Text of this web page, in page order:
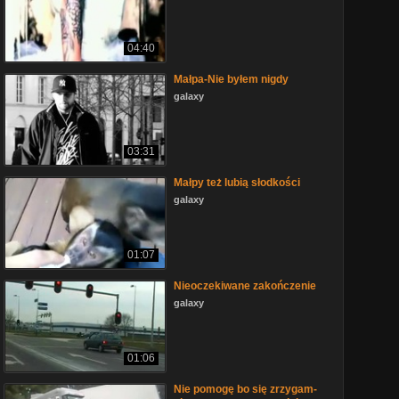
04:40
03:31
Małpa-Nie byłem nigdy
galaxy
01:07
Małpy też lubią słodkości
galaxy
01:06
Nieoczekiwane zakończenie
galaxy
Nie pomogę bo się zrzygam-